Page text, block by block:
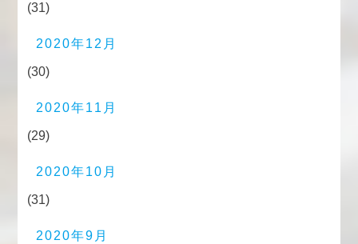
(31)
2020年12月
(30)
2020年11月
(29)
2020年10月
(31)
2020年9月